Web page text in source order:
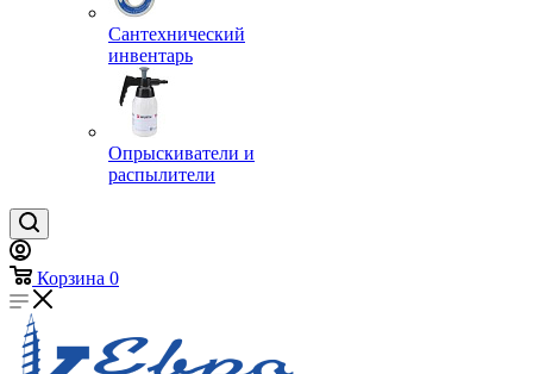
Сантехнический
инвентарь
Опрыскиватели и
распылители
Корзина 0